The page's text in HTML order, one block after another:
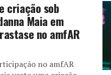
criação sob
Maia em
no amfAR
no amfAR